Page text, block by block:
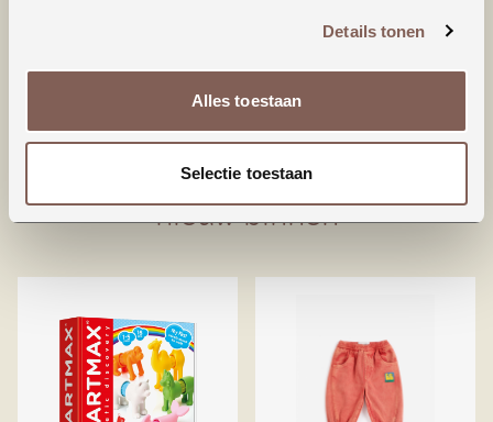
Details tonen
Alles toestaan
Selectie toestaan
Productinformatie
80% Biologisch katoen
20% Polyester
nieuw binnen